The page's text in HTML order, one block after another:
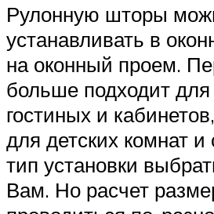
Рулонную шторы
устанавливать в
на оконный проем.
больше подходит для
гостиных и
для детских комнат и
тип установки
Вам. Но расчет